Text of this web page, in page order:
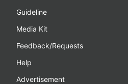
Guideline
Media Kit
Feedback/Requests
Help
Advertisement